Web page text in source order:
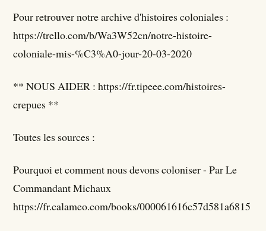
Pour retrouver notre archive d'histoires coloniales :
https://trello.com/b/Wa3W52cn/notre-histoire-
coloniale-mis-%C3%A0-jour-20-03-2020
** NOUS AIDER : https://fr.tipeee.com/histoires-
crepues **
Toutes les sources :
Pourquoi et comment nous devons coloniser - Par Le
Commandant Michaux
https://fr.calameo.com/books/000061616c57d581a6815